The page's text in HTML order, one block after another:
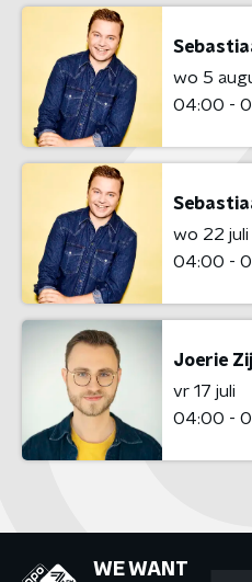
wo 5
04:00 -
wo 22 juli
04:00 -
Joerie
vr 17 juli
04:00 -
WE WANT